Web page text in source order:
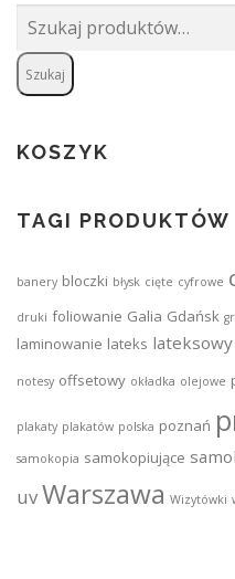
Szukaj:
Szukaj
KOSZYK
TAGI PRODUKTÓW
banery bloczki błysk cięte cyfrowe
druki foliowanie Galia Gdańsk
laminowanie lateks lateksowy
notesy offsetowy okładka olejowe
plakaty plakatów polska poznań
samokopia samokopiujące
uvWarszawa Wizytówki